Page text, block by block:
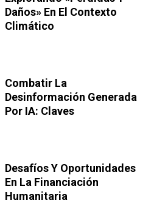
Daños» En El Contexto
Climático
Combatir La
Desinformación Generada
Por IA: Claves
Desafíos Y Oportunidades
En La Financiación
Humanitaria